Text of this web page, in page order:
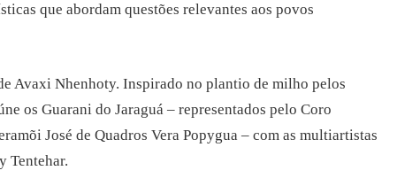
que abordam questões relevantes aos povos
Avaxi Nhenhoty. Inspirado no plantio de milho pelos
os Guarani do Jaraguá – representados pelo Coro
José de Quadros Vera Popygua – com as multiartistas
Tentehar.